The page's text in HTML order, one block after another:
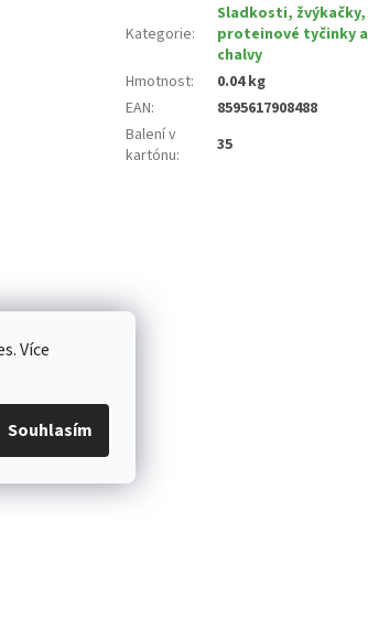
Více
Souhlasím
Kategorie:
Sladkosti, žvýkačky,
proteinové tyčinky a
chalvy
Hmotnost:
0.04 kg
EAN:
8595617908488
Balení v
kartónu: 35